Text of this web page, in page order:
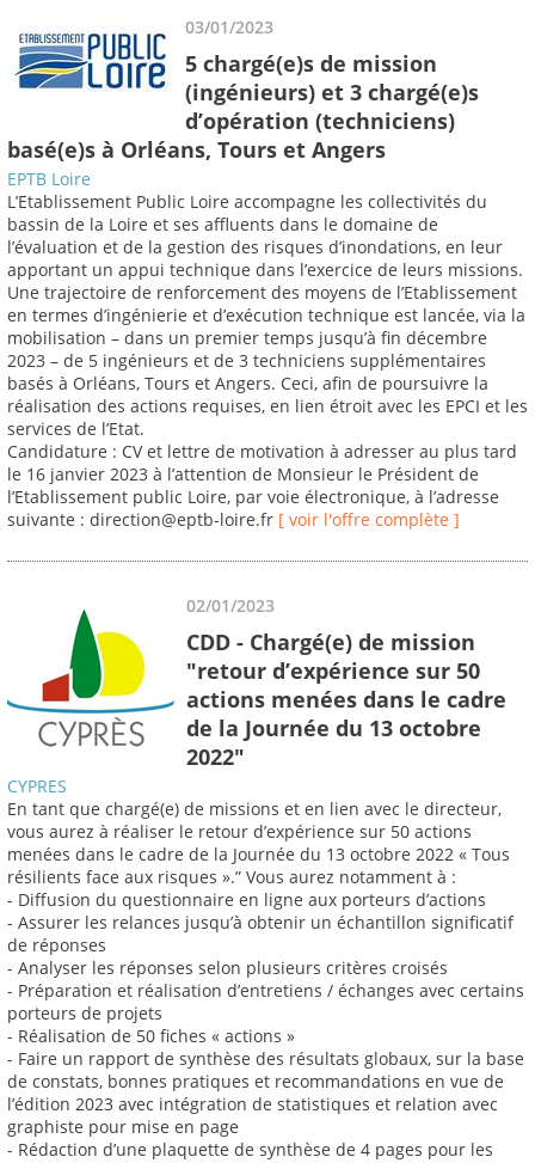
03/01/2023
5 chargé(e)s de mission
(ingénieurs) et 3 chargé(e)s
d’opération (techniciens)
basé(e)s à Orléans, Tours et Angers
EPTB Loire
L’Etablissement Public Loire accompagne les collectivités du
bassin de la Loire et ses affluents dans le domaine de
l’évaluation et de la gestion des risques d’inondations, en leur
apportant un appui technique dans l’exercice de leurs missions.
Une trajectoire de renforcement des moyens de l’Etablissement
en termes d’ingénierie et d’exécution technique est lancée, via la
mobilisation – dans un premier temps jusqu’à fin décembre
2023 – de 5 ingénieurs et de 3 techniciens supplémentaires
basés à Orléans, Tours et Angers. Ceci, afin de poursuivre la
réalisation des actions requises, en lien étroit avec les EPCI et les
services de l’Etat.
Candidature : CV et lettre de motivation à adresser au plus tard
le 16 janvier 2023 à l’attention de Monsieur le Président de
l’Etablissement public Loire, par voie électronique, à l’adresse
suivante : direction@eptb-loire.fr [ voir l'offre complète ]
02/01/2023
CDD - Chargé(e) de mission
"retour d’expérience sur 50
actions menées dans le cadre
de la Journée du 13 octobre
2022"
CYPRES
En tant que chargé(e) de missions et en lien avec le directeur,
vous aurez à réaliser le retour d’expérience sur 50 actions
menées dans le cadre de la Journée du 13 octobre 2022 « Tous
résilients face aux risques ».” Vous aurez notamment à :
- Diffusion du questionnaire en ligne aux porteurs d’actions
- Assurer les relances jusqu’à obtenir un échantillon significatif
de réponses
- Analyser les réponses selon plusieurs critères croisés
- Préparation et réalisation d’entretiens / échanges avec certains
porteurs de projets
- Réalisation de 50 fiches « actions »
- Faire un rapport de synthèse des résultats globaux, sur la base
de constats, bonnes pratiques et recommandations en vue de
l’édition 2023 avec intégration de statistiques et relation avec
graphiste pour mise en page
- Rédaction d’une plaquette de synthèse de 4 pages pour les